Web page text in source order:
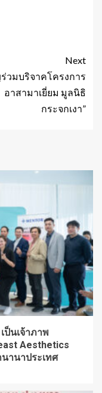
Next
วมบริจาคโครงการ
อาสามาเยี่ยม มูลนิธิ
กระจกเงา”
ป็นเจ้าภาพ
Aesthetics
านาประเทศ